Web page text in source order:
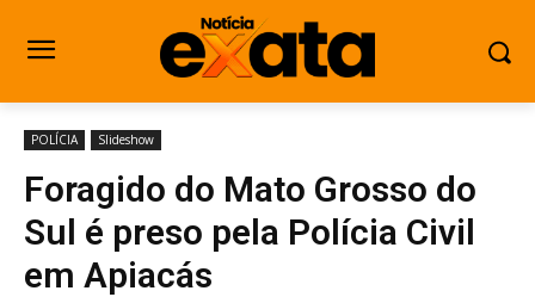
POLÍCIA Slideshow
Foragido do Mato Grosso do
Sul é preso pela Polícia Civil
em Apiacás